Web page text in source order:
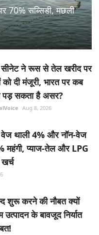
70% सब्सिडी, मछली
सीनेट ने रूस से तेल खरीद पर
को दी मंजूरी, भारत पर कब
सकता है असर?
Aug 8, 2026
थाली 4% और नॉन-वेज
महंगी, प्याज-तेल और LPG
शुरू करने की नौबत क्यों
के बावजूद निर्यात